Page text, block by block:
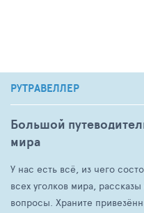
РУТРАВЕЛЛЕР
Большой
мира
У нас есть всё, из чего
всех уголков мира,
вопросы. Храните